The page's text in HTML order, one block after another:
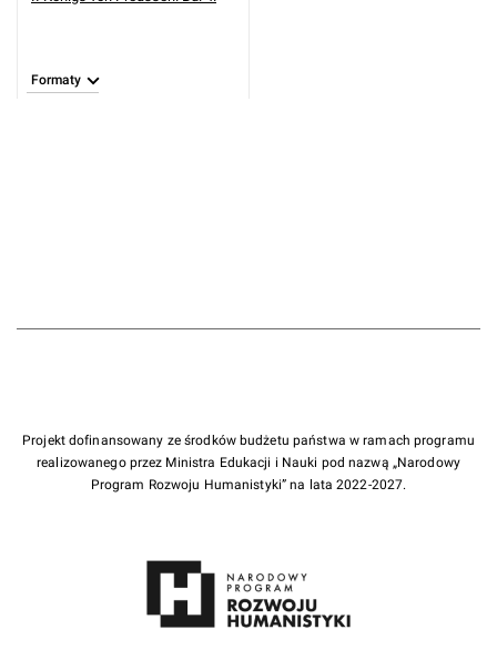
Formaty
Projekt dofinansowany ze środków budżetu państwa w ramach programu
realizowanego przez Ministra Edukacji i Nauki pod nazwą „Narodowy
Program Rozwoju Humanistyki” na lata 2022-2027.